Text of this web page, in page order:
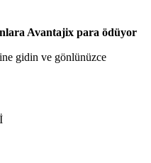
Avantajix para ödüyor
gidin ve gönlünüzce